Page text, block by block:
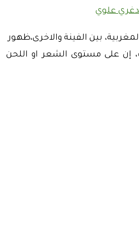
علوي
بين الفينة والاخرى،ظهور
إن على مستوى الشعر او اللحن